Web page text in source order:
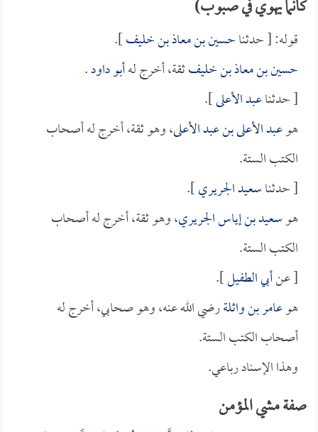
كأنما يهوي في صبوب)
قوله: [ حدثناحسين بن معاذ بن خليف].
حسين بن معاذ بن خليفثقة، أخرج لهأبو داود.
[ حدثناعبد الأعلى].
هوعبد الأعلى بن عبد الأعلى، وهو ثقة، أخرج له أصحاب
الكتب الستة.
[ حدثناسعيد الجريري].
هوسعيد بن إياس الجريري، وهو ثقة، أخرج له أصحاب
الكتب الستة.
[ عنأبي الطفيل].
هوعامر بن واثلةرضي الله عنه، وهو صحابي، أخرج له
أصحاب الكتب الستة.
وهذا الإسناد رباعي.
صفة مشي المؤمن